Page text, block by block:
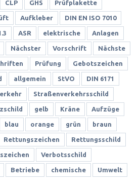
CLP GHS Prüfplakette
Aufkleber DIN EN ISO 7010
ASR elektrische Anlagen
Nächster Vorschrift Nächste
Prüfung Gebotszeichen
allgemein StVO DIN 6171
Straßenverkehrsschild
gelb Kräne Aufzüge
blau orange grün braun
Rettungszeichen Rettungsschild
Verbotsschild
Betriebe chemische Umwelt